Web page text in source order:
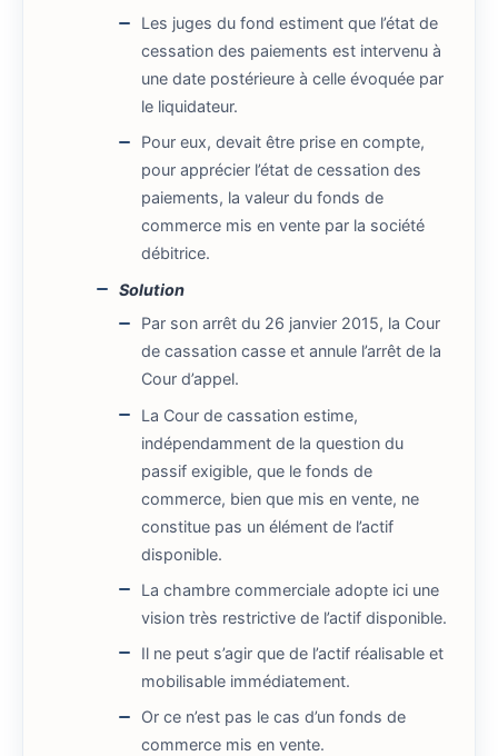
Les juges du fond estiment que l’état de
cessation des paiements est intervenu à
une date postérieure à celle évoquée par
le liquidateur.
Pour eux, devait être prise en compte,
pour apprécier l’état de cessation des
paiements, la valeur du fonds de
commerce mis en vente par la société
débitrice.
Solution
Par son arrêt du 26 janvier 2015, la Cour
de cassation casse et annule l’arrêt de la
Cour d’appel.
La Cour de cassation estime,
indépendamment de la question du
passif exigible, que le fonds de
commerce, bien que mis en vente, ne
constitue pas un élément de l’actif
disponible.
La chambre commerciale adopte ici une
vision très restrictive de l’actif disponible.
Il ne peut s’agir que de l’actif réalisable et
mobilisable immédiatement.
Or ce n’est pas le cas d’un fonds de
commerce mis en vente.